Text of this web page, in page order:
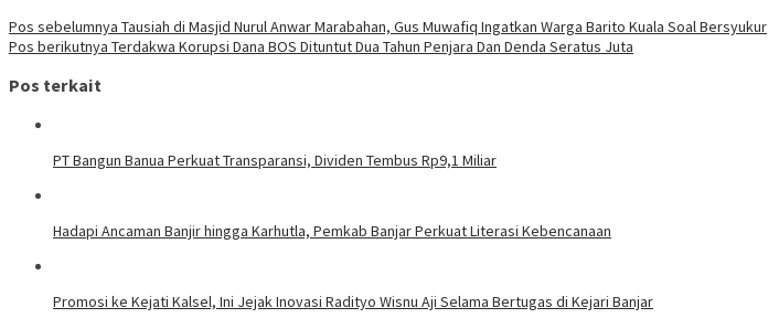
Navigasi
pos
Pos sebelumnya Tausiah di Masjid Nurul Anwar Marabahan, Gus Muwafiq Ingatkan Warga Barito Kuala Soal Bersyukur
Pos berikutnya Terdakwa Korupsi Dana BOS Dituntut Dua Tahun Penjara Dan Denda Seratus Juta
Pos terkait
PT Bangun Banua Perkuat Transparansi, Dividen Tembus Rp9,1 Miliar
Hadapi Ancaman Banjir hingga Karhutla, Pemkab Banjar Perkuat Literasi Kebencanaan
Promosi ke Kejati Kalsel, Ini Jejak Inovasi Radityo Wisnu Aji Selama Bertugas di Kejari Banjar